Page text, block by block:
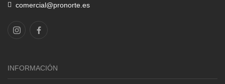
comercial@pronorte.es
INFORMACIÓN